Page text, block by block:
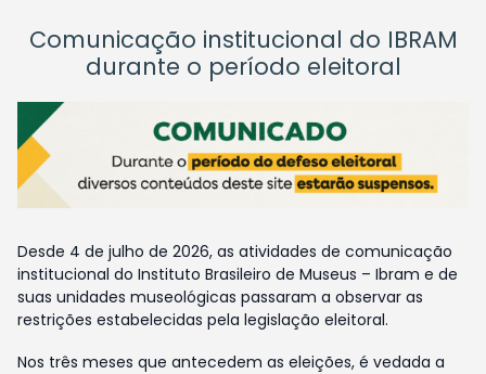
Comunicação institucional do IBRAM
durante o período eleitoral
Desde 4 de julho de 2026, as atividades de comunicação
institucional do Instituto Brasileiro de Museus – Ibram e de
suas unidades museológicas passaram a observar as
restrições estabelecidas pela legislação eleitoral.
Nos três meses que antecedem as eleições, é vedada a